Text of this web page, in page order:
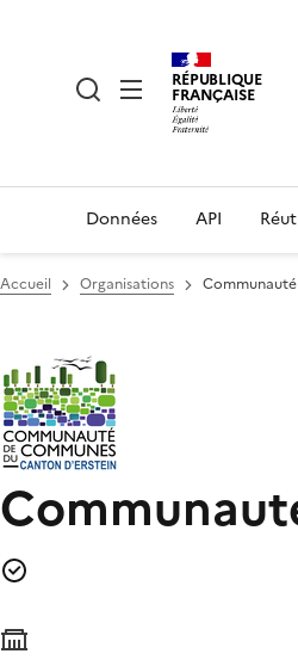
RÉPUBLIQUE
FRANÇAISE
Données API
Accueil Organisations